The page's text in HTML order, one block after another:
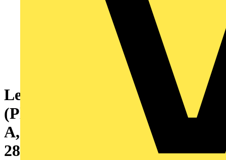
Leiterplattensteckverbinder
(Platinenanschluss), 320 V, 10
A, Raster in mm: 5.00, Polzahl:
28, THT-Lötanschluss, Box